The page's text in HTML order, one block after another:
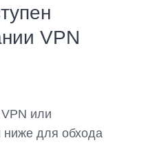
VPN
или
ниже для обхода